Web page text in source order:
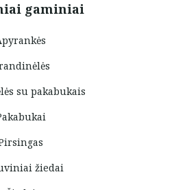
gaminiai
su pakabukais
žiedai